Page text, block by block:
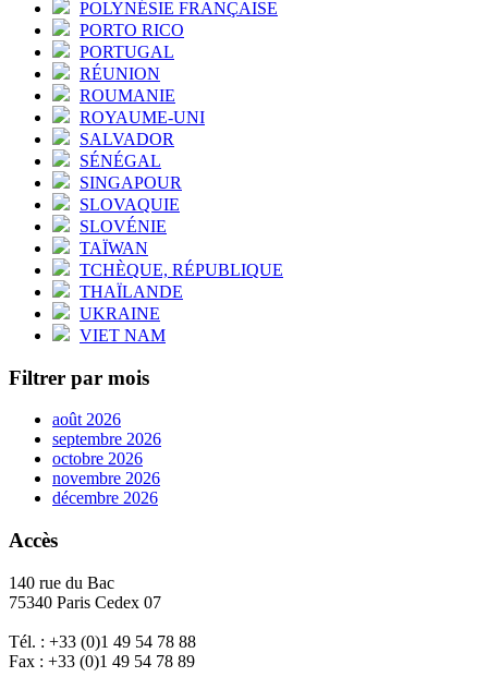
POLYNÉSIE FRANÇAISE
PORTO RICO
PORTUGAL
RÉUNION
ROUMANIE
ROYAUME-UNI
SALVADOR
SÉNÉGAL
SINGAPOUR
SLOVAQUIE
SLOVÉNIE
TAÏWAN
TCHÈQUE, RÉPUBLIQUE
THAÏLANDE
UKRAINE
VIET NAM
Filtrer par mois
août 2026
septembre 2026
octobre 2026
novembre 2026
décembre 2026
Accès
140 rue du Bac
75340 Paris Cedex 07
Tél. : +33 (0)1 49 54 78 88
Fax : +33 (0)1 49 54 78 89